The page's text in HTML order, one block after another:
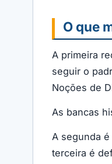
O que
A primeira
seguir o
Noções de
As bancas
A segunda
terceira é